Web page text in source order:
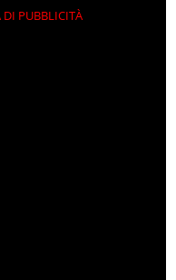
DI PUBBLICITÀ